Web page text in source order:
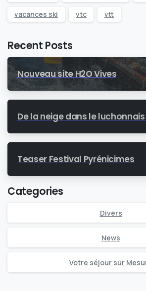
vacances ski vtc vtt
Recent Posts
Nouveau site H2O Vives
De la neige dans le
Teaser Festival Pyrénicimes
Categories
Divers
News
Votre séjour sur